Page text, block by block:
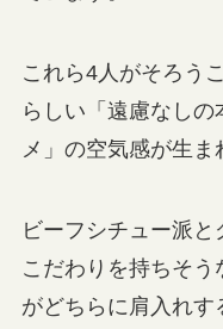
これら4人がそろう
らしい「遠慮なし
メ」の空気感が生ま
ビーフシチュー派
こだわりを持ちそ
がどちらに肩入れ